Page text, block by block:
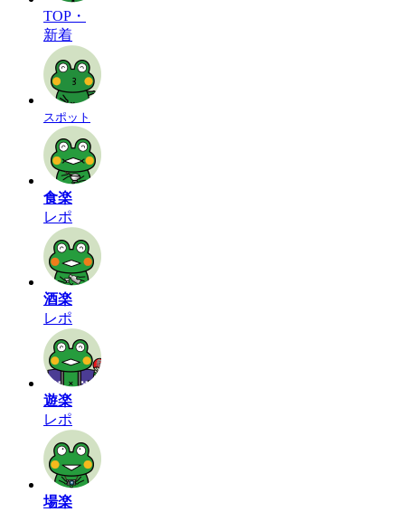
TOP・
新着
スポット
食楽
レポ
酒楽
レポ
遊楽
レポ
場楽